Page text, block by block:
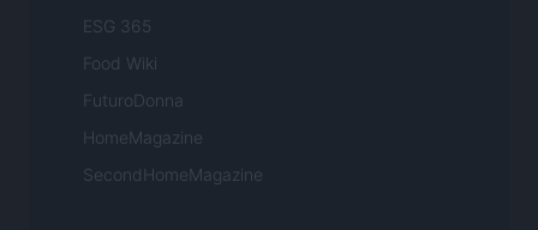
ESG 365
Food Wiki
FuturoDonna
HomeMagazine
SecondHomeMagazine